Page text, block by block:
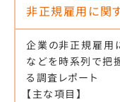
非正規雇用に関
企業の非正規雇用
などを時系列で把
る調査レポート
【主な項目】